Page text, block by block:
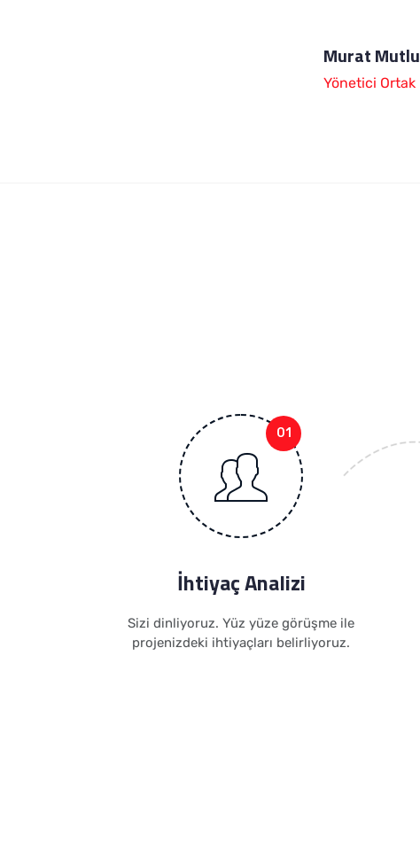
Murat Mutlu
Yönetici Ortak
İhtiyaç Analizi
Sizi dinliyoruz. Yüz yüze görüşme ile
projenizdeki ihtiyaçları belirliyoruz.